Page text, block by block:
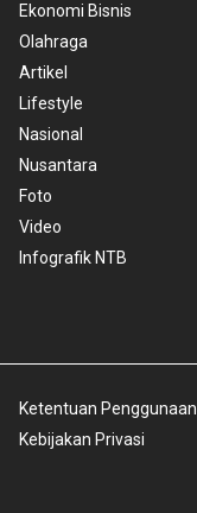
Ekonomi Bisnis
Olahraga
Artikel
Lifestyle
Nasional
Nusantara
Foto
Video
Infografik NTB
Ketentuan Penggunaan
Kebijakan Privasi